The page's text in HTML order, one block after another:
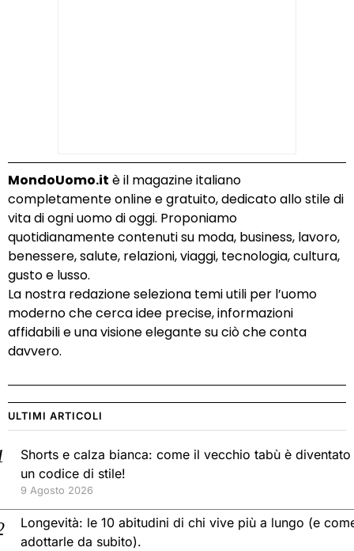
MondoUomo.it è il magazine italiano
completamente online e gratuito, dedicato allo stile di
vita di ogni uomo di oggi. Proponiamo
quotidianamente contenuti su moda, business, lavoro,
benessere, salute, relazioni, viaggi, tecnologia, cultura,
gusto e lusso.
La nostra redazione seleziona temi utili per l’uomo
moderno che cerca idee precise, informazioni
affidabili e una visione elegante su ciò che conta
davvero.
ULTIMI ARTICOLI
Shorts e calza bianca: come il vecchio tabù è diventato
un codice di stile!
9 Agosto 2026
Longevità: le 10 abitudini di chi vive più a lungo (e
adottarle da subito).